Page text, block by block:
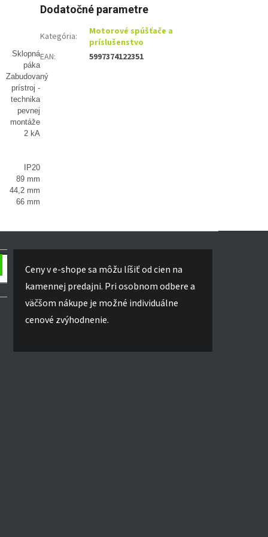
Sklopná
páka
Zabudovaný
prístroj -
technika
pevnej
montáže
2 kA
IP20
89 mm
44,2 mm
66 mm
Dodatočné parametre
Kategória:
Motorové spúšťače a
príslušenstvo
EAN: 5997374122351
Ceny v e-shope sa môžu líšiť od cien na
kamennej predajni. Pri osobnom odbere a
väčšom nákupe je možné individuálne
cenové zvýhodnenie.